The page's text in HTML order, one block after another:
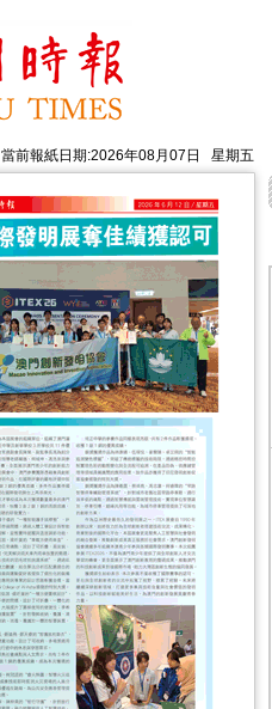
當前報紙日期:2026年08月07日 星期五